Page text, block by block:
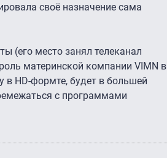
своё назначение сама
(его место занял телеканал
материнской компании VIMN в
в HD-формте, будет в большей
с программами